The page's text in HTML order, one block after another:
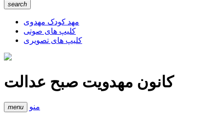
search
مهد کودک مهدوی
کلیپ های صوتی
کلیپ های تصویری
کانون مهدویت صبح عدالت
menu منو